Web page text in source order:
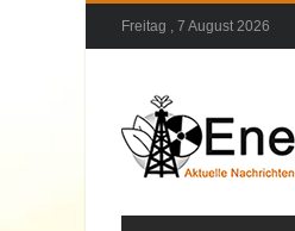
Freitag , 7 August 2026